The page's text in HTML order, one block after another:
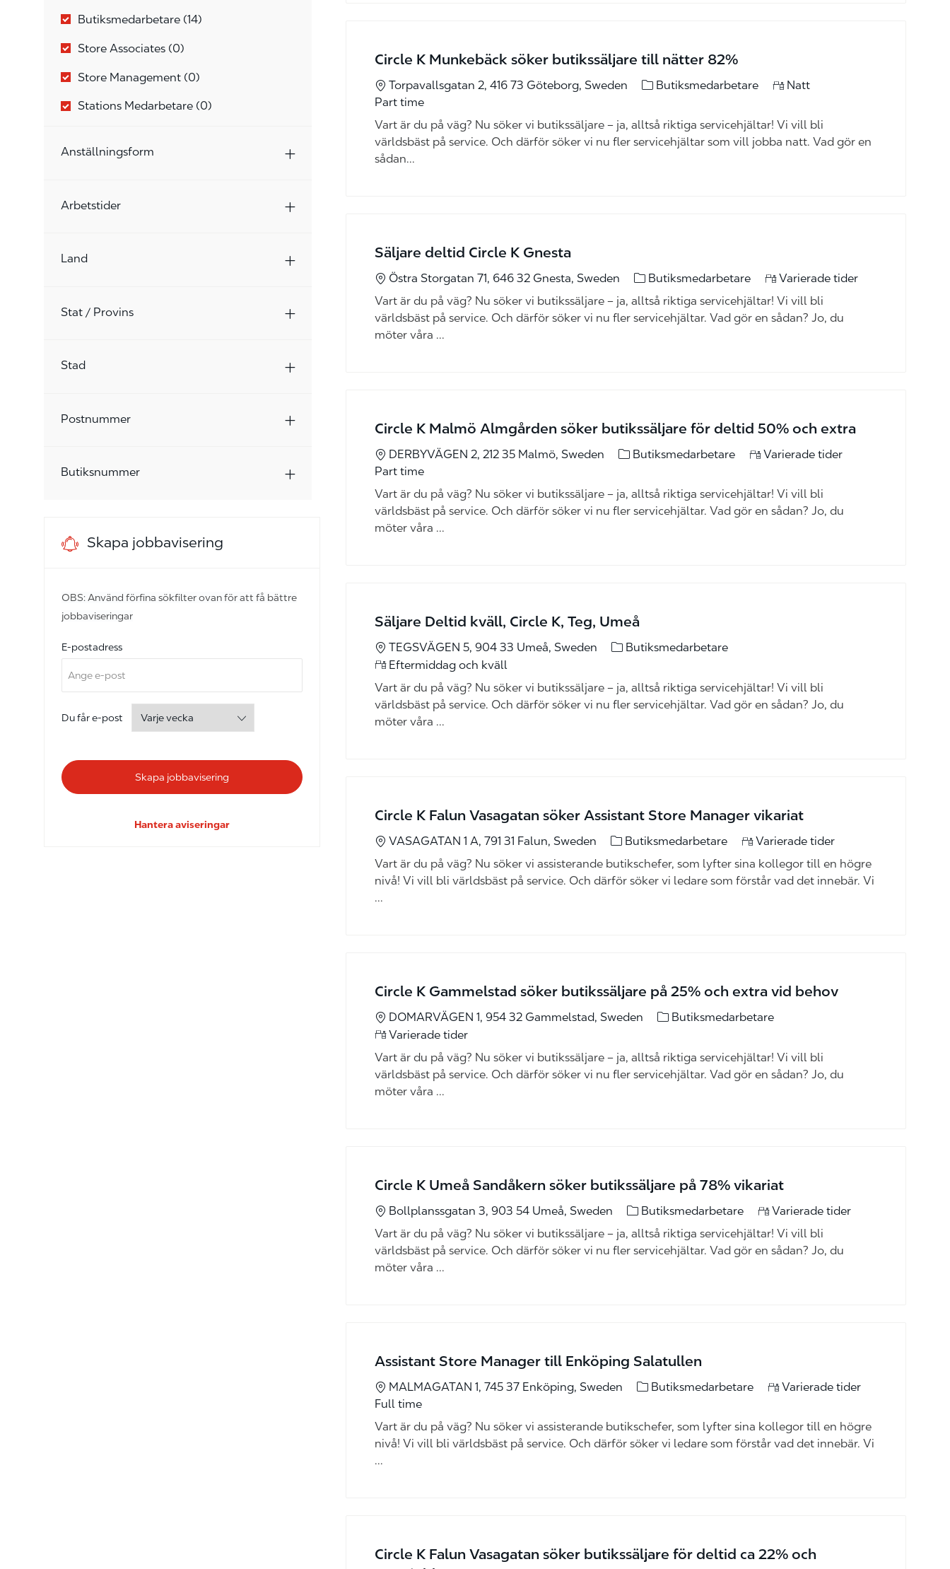
KategoriButiksmedarbetare (14)
Store Associates (0)
Store Management (0)
Stations Medarbetare (0)
Anställningsform
Arbetstider
Land
Stat / Provins
Stad
Postnummer
Butiksnummer
Skapa jobbavisering
OBS: Använd förfina sökfilter ovan för att få bättre
jobbaviseringar
E-postadressRequired
Du får e-post Required
Skapa jobbavisering
Hantera aviseringar
Circle K Munkebäck söker butikssäljare till nätter 82%
Torpavallsgatan 2, 416 73 Göteborg, Sweden kategori
Butiksmedarbetare
Natt
Part time
Vart är du på väg? Nu söker vi butikssäljare – ja, alltså riktiga servicehjältar! Vi vill bli
världsbäst på service. Och därför söker vi nu fler servicehjältar som vill jobba natt. Vad gör en
sådan...
Säljare deltid Circle K Gnesta
Östra Storgatan 71, 646 32 Gnesta, Sweden kategori
Butiksmedarbetare
Varierade tider
Vart är du på väg? Nu söker vi butikssäljare – ja, alltså riktiga servicehjältar! Vi vill bli
världsbäst på service. Och därför söker vi nu fler servicehjältar. Vad gör en sådan? Jo, du
möter våra ...
Circle K Malmö Almgården söker butikssäljare för deltid 50% och extra
DERBYVÄGEN 2, 212 35 Malmö, Sweden kategori
Butiksmedarbetare
Varierade tider
Part time
Vart är du på väg? Nu söker vi butikssäljare – ja, alltså riktiga servicehjältar! Vi vill bli
världsbäst på service. Och därför söker vi nu fler servicehjältar. Vad gör en sådan? Jo, du
möter våra ...
Säljare Deltid kväll, Circle K, Teg, Umeå
TEGSVÄGEN 5, 904 33 Umeå, Sweden kategori
Butiksmedarbetare
Eftermiddag och kväll
Vart är du på väg? Nu söker vi butikssäljare – ja, alltså riktiga servicehjältar! Vi vill bli
världsbäst på service. Och därför söker vi nu fler servicehjältar. Vad gör en sådan? Jo, du
möter våra ...
Circle K Falun Vasagatan söker Assistant Store Manager​ vikariat
VASAGATAN 1 A, 791 31 Falun, Sweden kategori
Butiksmedarbetare
Varierade tider
Vart är du på väg? Nu söker vi assisterande butikschefer, som lyfter sina kollegor till en högre
nivå! Vi vill bli världsbäst på service. Och därför söker vi ledare som förstår vad det innebär. Vi
...
Circle K Gammelstad söker butikssäljare på 25% och extra vid behov
DOMARVÄGEN 1, 954 32 Gammelstad, Sweden kategori
Butiksmedarbetare
Varierade tider
Vart är du på väg? Nu söker vi butikssäljare – ja, alltså riktiga servicehjältar! Vi vill bli
världsbäst på service. Och därför söker vi nu fler servicehjältar. Vad gör en sådan? Jo, du
möter våra ...
Circle K Umeå Sandåkern söker butikssäljare på 78% vikariat
Bollplanssgatan 3, 903 54 Umeå, Sweden kategori
Butiksmedarbetare
Varierade tider
Vart är du på väg? Nu söker vi butikssäljare – ja, alltså riktiga servicehjältar! Vi vill bli
världsbäst på service. Och därför söker vi nu fler servicehjältar. Vad gör en sådan? Jo, du
möter våra ...
Assistant Store Manager till Enköping Salatullen
MALMAGATAN 1, 745 37 Enköping, Sweden kategori
Butiksmedarbetare
Varierade tider
Full time
Vart är du på väg? Nu söker vi assisterande butikschefer, som lyfter sina kollegor till en högre
nivå! Vi vill bli världsbäst på service. Och därför söker vi ledare som förstår vad det innebär. Vi
...
Circle K Falun Vasagatan söker butikssäljare för deltid ca 22% och